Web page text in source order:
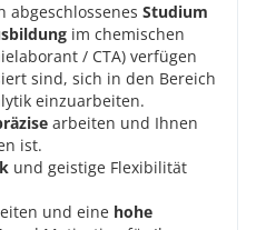
abgeschlossenes Studium
im chemischen
/ CTA) verfügen
sind, sich in den Bereich
einzuarbeiten.
arbeiten und Ihnen
ist.
und geistige Flexibilität
und eine hohe